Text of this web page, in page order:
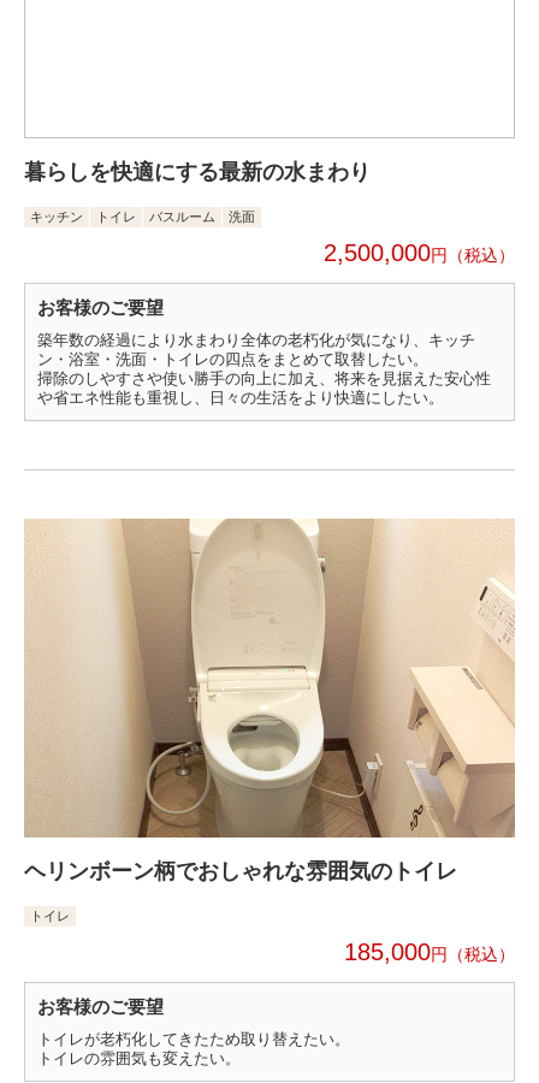
暮らしを快適にする最新の水まわり
キッチン トイレ バスルーム 洗面
2,500,000円
お客様のご要望
築年数の経過により水まわり全体の老朽化が気になり、キッチ
ン・浴室・洗面・トイレの四点をまとめて取替したい。
掃除のしやすさや使い勝手の向上に加え、将来を見据えた安心性
や省エネ性能も重視し、日々の生活をより快適にしたい。
ヘリンボーン柄でおしゃれな雰囲気のトイレ
トイレ
185,000円
お客様のご要望
トイレが老朽化してきたため取り替えたい。
トイレの雰囲気も変えたい。